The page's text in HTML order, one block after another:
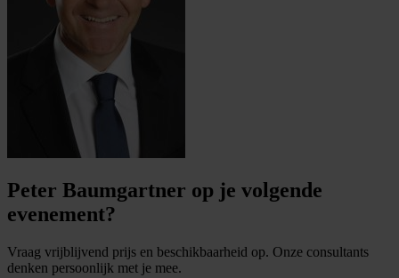
Peter Baumgartner op je volgende
evenement?
Vraag vrijblijvend prijs en beschikbaarheid op. Onze consultants
denken persoonlijk met je mee.